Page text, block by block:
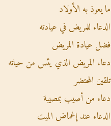
ما يعوذ به الأولاد
الدعاء للمريض في عيادته
فضل عيادة المريض
دعاء المريض الذي يئس من حياته
تلقين المحتضر
دعاء من أصيب بمصيبة
الدعاء عند إغماض الميت